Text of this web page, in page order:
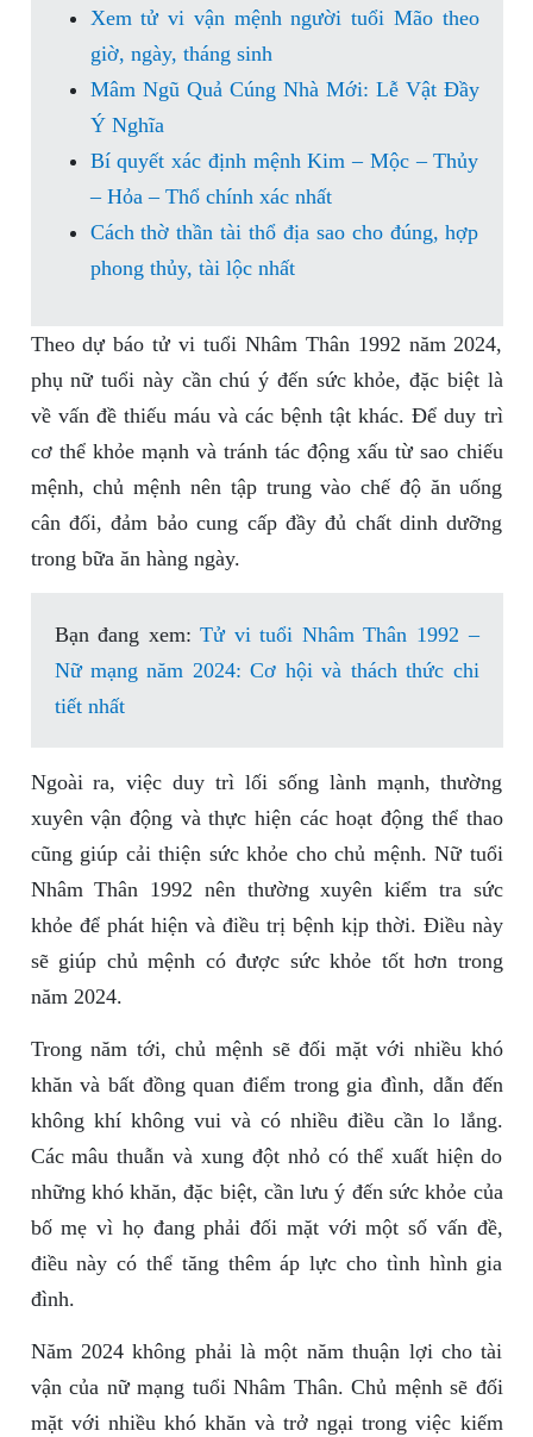
Xem tử vi vận mệnh người tuổi Mão theo
giờ, ngày, tháng sinh
Mâm Ngũ Quả Cúng Nhà Mới: Lễ Vật Đầy
Ý Nghĩa
Bí quyết xác định mệnh Kim – Mộc – Thủy
– Hỏa – Thổ chính xác nhất
Cách thờ thần tài thổ địa sao cho đúng, hợp
phong thủy, tài lộc nhất
Theo dự báo tử vi tuổi Nhâm Thân 1992 năm 2024,
phụ nữ tuổi này cần chú ý đến sức khỏe, đặc biệt là
về vấn đề thiếu máu và các bệnh tật khác. Để duy trì
cơ thể khỏe mạnh và tránh tác động xấu từ sao chiếu
mệnh, chủ mệnh nên tập trung vào chế độ ăn uống
cân đối, đảm bảo cung cấp đầy đủ chất dinh dưỡng
trong bữa ăn hàng ngày.
Bạn đang xem:Tử vi tuổi Nhâm Thân 1992 –
Nữ mạng năm 2024: Cơ hội và thách thức chi
tiết nhất
Ngoài ra, việc duy trì lối sống lành mạnh, thường
xuyên vận động và thực hiện các hoạt động thể thao
cũng giúp cải thiện sức khỏe cho chủ mệnh. Nữ tuổi
Nhâm Thân 1992 nên thường xuyên kiểm tra sức
khỏe để phát hiện và điều trị bệnh kịp thời. Điều này
sẽ giúp chủ mệnh có được sức khỏe tốt hơn trong
năm 2024.
Trong năm tới, chủ mệnh sẽ đối mặt với nhiều khó
khăn và bất đồng quan điểm trong gia đình, dẫn đến
không khí không vui và có nhiều điều cần lo lắng.
Các mâu thuẫn và xung đột nhỏ có thể xuất hiện do
những khó khăn, đặc biệt, cần lưu ý đến sức khỏe của
bố mẹ vì họ đang phải đối mặt với một số vấn đề,
điều này có thể tăng thêm áp lực cho tình hình gia
đình.
Năm 2024 không phải là một năm thuận lợi cho tài
vận của nữ mạng tuổi Nhâm Thân. Chủ mệnh sẽ đối
mặt với nhiều khó khăn và trở ngại trong việc kiếm